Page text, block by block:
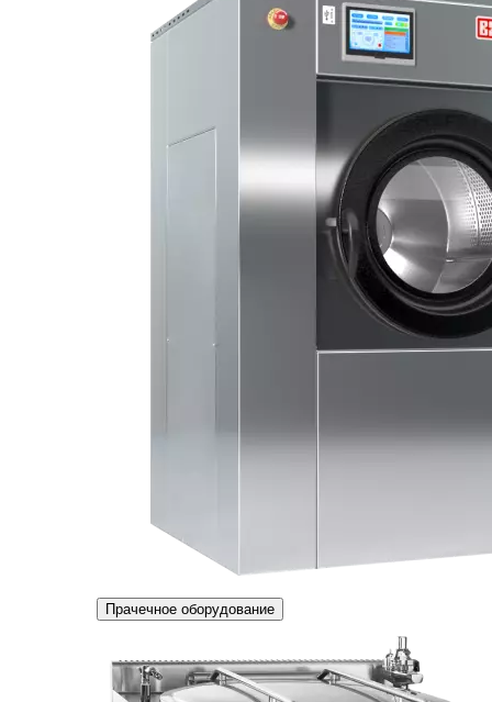
Прачечное оборудование